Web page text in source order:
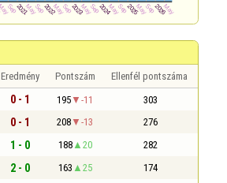
Eredmény Pontszám Ellenfél pontszáma
0 - 1 195 -11 303
0 - 1 208 -13 276
1 - 0 188 20 282
2 - 0 163 25 174